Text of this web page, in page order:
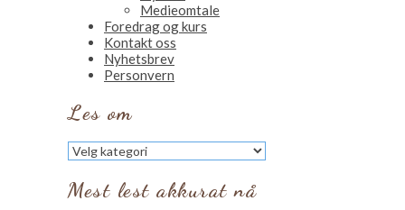
Medieomtale
Foredrag og kurs
Kontakt oss
Nyhetsbrev
Personvern
Les om
Les
om
Mest lest akkurat nå